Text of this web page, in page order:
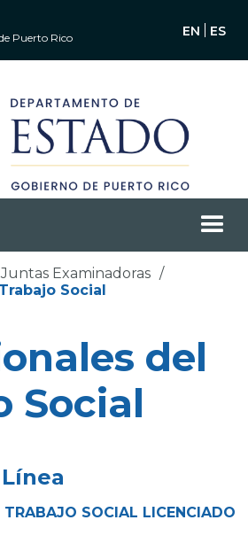
Puerto Rico EN ES
Juntas Examinadoras /
Social
del
Social
TRABAJO SOCIAL LICENCIADO